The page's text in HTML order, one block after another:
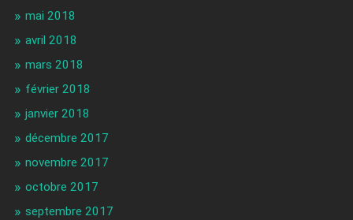
mai 2018
avril 2018
mars 2018
février 2018
janvier 2018
décembre 2017
novembre 2017
octobre 2017
septembre 2017